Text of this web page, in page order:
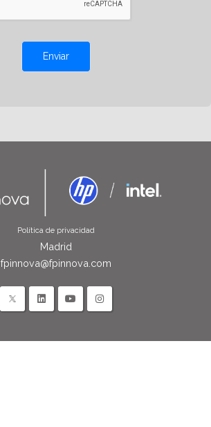
Enviar
Política de privacidad
Madrid
fpinnova@fpinnova.com